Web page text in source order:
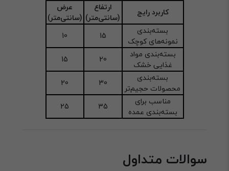
کاربرد رایج
ارتفاع
(سانتی‌متر)
عرض
(سانتی‌متر)
بسته‌بندی
نمونه‌های کوچک
15
10
بسته‌بندی مواد
غذایی خشک
20
15
بسته‌بندی
محصولات حجیم‌تر
30
20
مناسب برای
بسته‌بندی عمده
35
25
سوالات متداول